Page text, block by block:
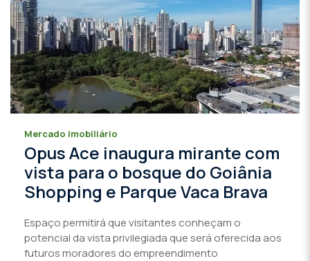
Mercado imobiliário
Opus Ace inaugura mirante com
vista para o bosque do Goiânia
Shopping e Parque Vaca Brava
Espaço permitirá que visitantes conheçam o
potencial da vista privilegiada que será oferecida aos
futuros moradores do empreendimento